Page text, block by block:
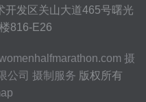
开发区关山大道465号曙光
816-E26
摄
公司 摄制服务 版权所有